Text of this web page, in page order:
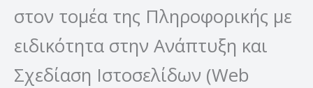
στον τομέα της Πληροφορικής με
ειδικότητα στην Ανάπτυξη και
Σχεδίαση Ιστοσελίδων (Web